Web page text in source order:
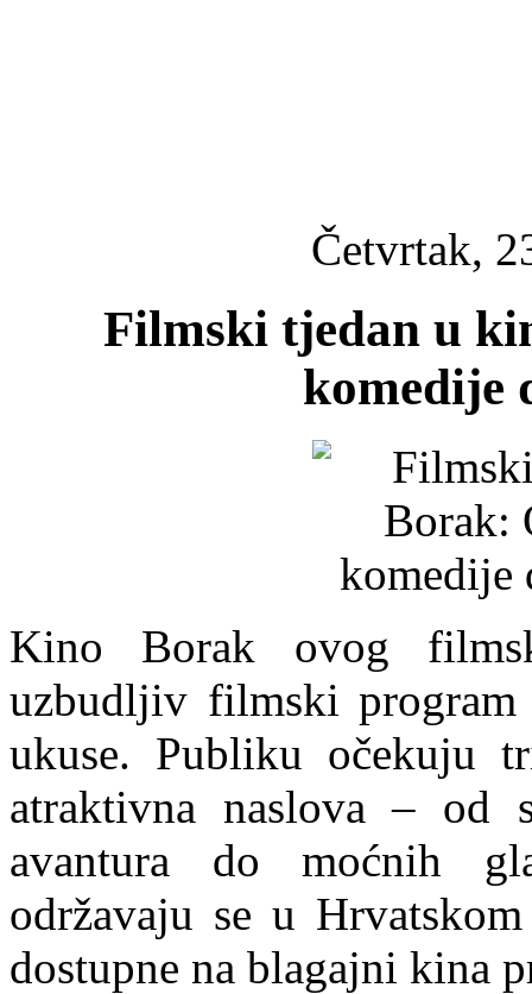
Četvrtak,
Filmski tjedan u
komedije
Kino Borak ovog
uzbudljiv filmski
ukuse. Publiku očekuju
atraktivna naslova – od
avantura do moćnih
održavaju se u
dostupne na blagajni kina